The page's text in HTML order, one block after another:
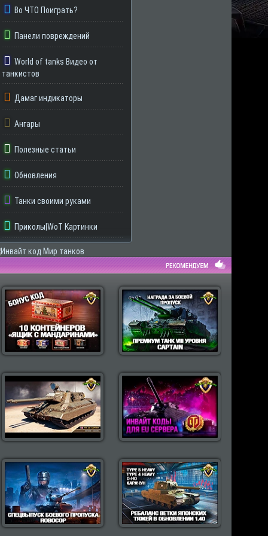
Во ЧТО Поиграть?
Панели повреждений
World of tanks Видео от
танкистов
Дамаг индикаторы
Ангары
Полезные статьи
Обновления
Танки своими руками
Приколы|WoT Картинки
моды Wot